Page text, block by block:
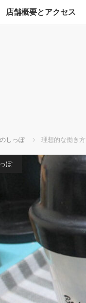
ム
店舗概要とアクセス
しっぽ 理想的な働き方
ぽ